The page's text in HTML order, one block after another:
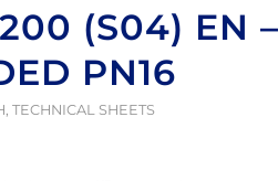
(S04) EN
PN16
, TECHNICAL SHEETS